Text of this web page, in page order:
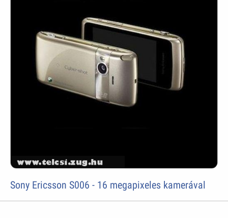
Sony Ericsson S006 - 16 megapixeles kamerával